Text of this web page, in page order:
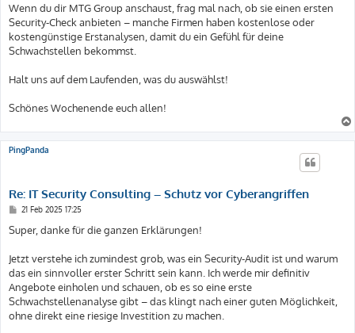
Wenn du dir MTG Group anschaust, frag mal nach, ob sie einen ersten
Security-Check anbieten – manche Firmen haben kostenlose oder
kostengünstige Erstanalysen, damit du ein Gefühl für deine
Schwachstellen bekommst.
Halt uns auf dem Laufenden, was du auswählst!
Schönes Wochenende euch allen!
PingPanda
Re: IT Security Consulting – Schutz vor Cyberangriffen
B
i
t
a
g
21 Feb 2025 17:25
Super, danke für die ganzen Erklärungen!
Jetzt verstehe ich zumindest grob, was ein Security-Audit ist und warum
das ein sinnvoller erster Schritt sein kann. Ich werde mir definitiv
Angebote einholen und schauen, ob es so eine erste
Schwachstellenanalyse gibt – das klingt nach einer guten Möglichkeit,
ohne direkt eine riesige Investition zu machen.